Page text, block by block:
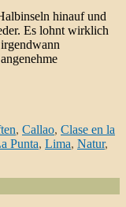
hinauf und
Es lohnt wirklich
, Callao, Clase en la
Punta, Lima, Natur,